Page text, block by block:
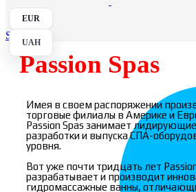
EUR
UAH
Search
Passion Spas
Имея в своем распоряжении
торговые филиалы в Америке и
Passion Spas занимает
разработки и выпуска СПА-
уровня.
Вот уже почти тридцать лет
разрабатывает и производит
гидромассажные ванны,